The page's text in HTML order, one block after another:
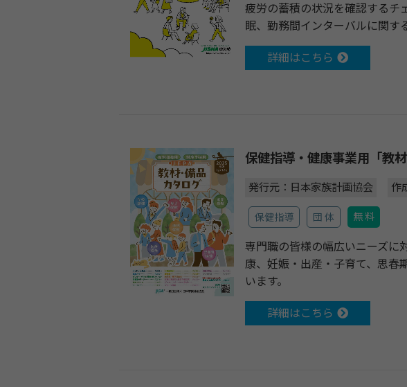
疲労の蓄積の状況を確認するチ
眠、勤務間インターバルに関す
詳細はこちら
保健指導・健康事業用「教
発行元：日本家族計画協会 作
保健指導 団 体 無 料
専門職の皆様の幅広いニーズに
康、妊娠・出産・子育て、思春
います。
詳細はこちら